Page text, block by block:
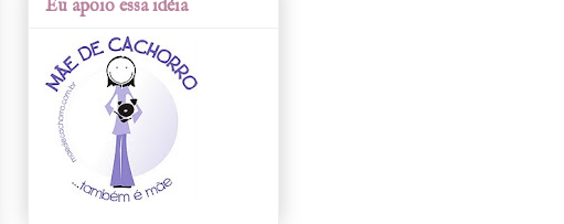
Eu apoio essa idéia